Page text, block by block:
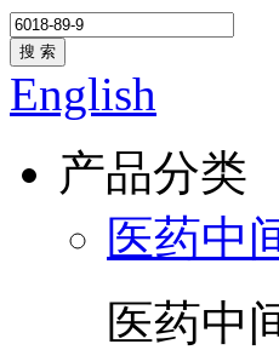
搜 索
English
产品分类
医药中
医药中